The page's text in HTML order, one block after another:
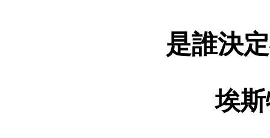
是誰決
埃